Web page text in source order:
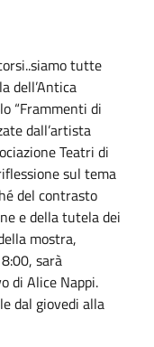
tutte
dell’Antica
“Frammenti di
dall’artista
Teatri di
sul tema
del contrasto
e della tutela dei
mostra,
sarà
di Alice Nappi.
dal giovedi alla